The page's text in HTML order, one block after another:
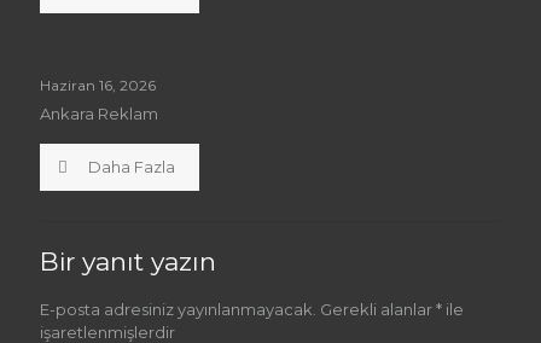
Haziran 16, 2026
Ankara Reklam
Daha Fazla
Bir yanıt yazın
E-posta adresiniz yayınlanmayacak. Gerekli alanlar* ile
işaretlenmişlerdir